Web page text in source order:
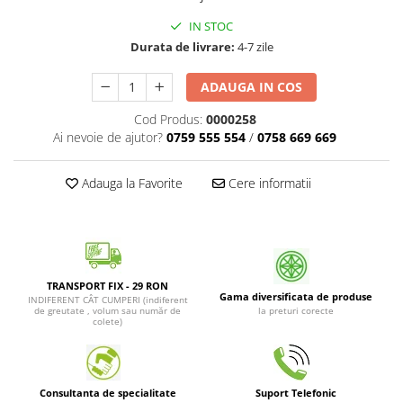
Seminte de dovlecei
Patrunjel de radacina
Seminte de broccoli
Leustean
Seminte telina de radacina
Semințe de Gulii
Seminte de spanac
Seminte Mazare
Pistoale pentru capse si pentru
Scule pentru constructii
Ciocane & dalti
Tarozi, filiere si capete de
surubelnita
Dalti si poansoane cu litere si
Pompa de picior
Lanterne si lampi frontale
Echipament de protectie
IN STOC
Durata de livrare: 4-7 zile
ADAUGA IN COS
Cod Produs: 0000258
Ai nevoie de ajutor? 0759 555 554 / 0758 669 669
Adauga la Favorite Cere informatii
TRANSPORT FIX - 29 RON
INDIFERENT CÂT CUMPERI (indiferent
de greutate , volum sau număr de
colete)
Gama diversificata de produse
la preturi corecte
Consultanta de specialitate Suport Telefonic